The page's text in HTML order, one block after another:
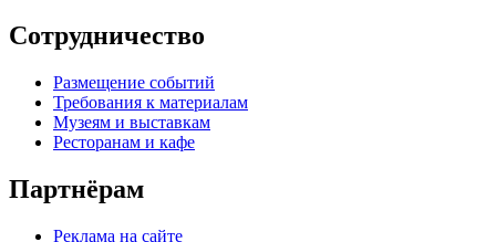
Сотрудничество
Размещение событий
Требования к материалам
Музеям и выставкам
Ресторанам и кафе
Партнёрам
Реклама на сайте